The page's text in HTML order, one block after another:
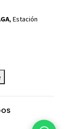
, Estación